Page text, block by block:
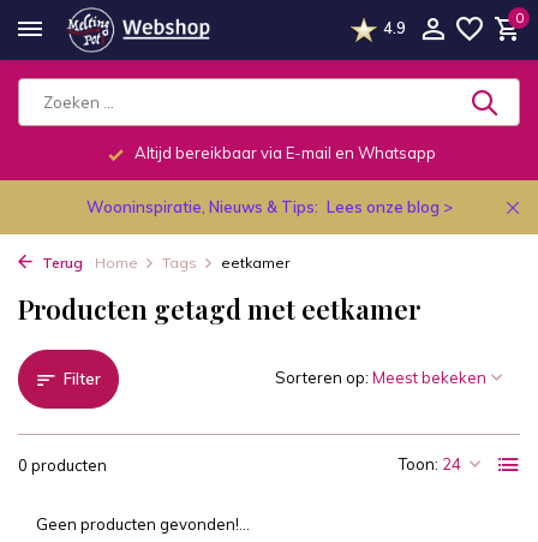
4.9
0
Altijd bereikbaar via E-mail en Whatsapp
Wooninspiratie, Nieuws & Tips: Lees onze blog >
Terug Home Tags eetkamer
Producten getagd met eetkamer
Filter
0 producten Toon:
Sorteren op:
Geen producten gevonden!...